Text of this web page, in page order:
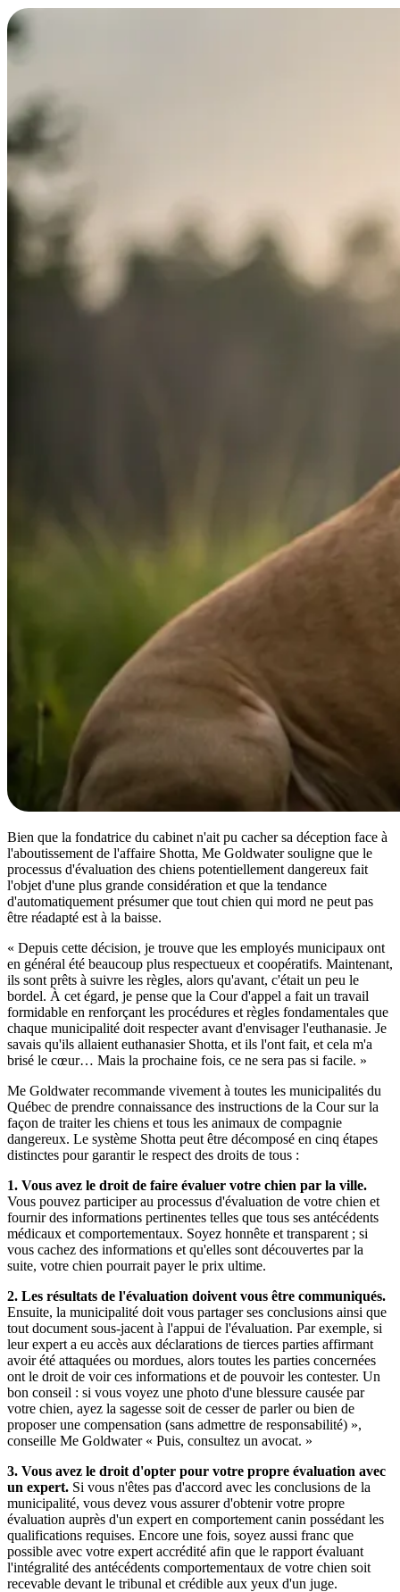
Bien que la fondatrice du cabinet n'ait pu cacher sa déception face à
l'aboutissement de l'affaire Shotta, Me Goldwater souligne que le
processus d'évaluation des chiens potentiellement dangereux fait
l'objet d'une plus grande considération et que la tendance
d'automatiquement présumer que tout chien qui mord ne peut pas
être réadapté est à la baisse.
« Depuis cette décision, je trouve que les employés municipaux ont
en général été beaucoup plus respectueux et coopératifs. Maintenant,
ils sont prêts à suivre les règles, alors qu'avant, c'était un peu le
bordel. À cet égard, je pense que la Cour d'appel a fait un travail
formidable en renforçant les procédures et règles fondamentales que
chaque municipalité doit respecter avant d'envisager l'euthanasie. Je
savais qu'ils allaient euthanasier Shotta, et ils l'ont fait, et cela m'a
brisé le cœur… Mais la prochaine fois, ce ne sera pas si facile. »
Me Goldwater recommande vivement à toutes les municipalités du
Québec de prendre connaissance des instructions de la Cour sur la
façon de traiter les chiens et tous les animaux de compagnie
dangereux. Le système Shotta peut être décomposé en cinq étapes
distinctes pour garantir le respect des droits de tous :
1. Vous avez le droit de faire évaluer votre chien par la ville.
Vous pouvez participer au processus d'évaluation de votre chien et
fournir des informations pertinentes telles que tous ses antécédents
médicaux et comportementaux. Soyez honnête et transparent ; si
vous cachez des informations et qu'elles sont découvertes par la
suite, votre chien pourrait payer le prix ultime.
2. Les résultats de l'évaluation doivent vous être communiqués.
Ensuite, la municipalité doit vous partager ses conclusions ainsi que
tout document sous-jacent à l'appui de l'évaluation. Par exemple, si
leur expert a eu accès aux déclarations de tierces parties affirmant
avoir été attaquées ou mordues, alors toutes les parties concernées
ont le droit de voir ces informations et de pouvoir les contester. Un
bon conseil : si vous voyez une photo d'une blessure causée par
votre chien, ayez la sagesse soit de cesser de parler ou bien de
proposer une compensation (sans admettre de responsabilité) »,
conseille Me Goldwater « Puis, consultez un avocat. »
3. Vous avez le droit d'opter pour votre propre évaluation avec
un expert. Si vous n'êtes pas d'accord avec les conclusions de la
municipalité, vous devez vous assurer d'obtenir votre propre
évaluation auprès d'un expert en comportement canin possédant les
qualifications requises. Encore une fois, soyez aussi franc que
possible avec votre expert accrédité afin que le rapport évaluant
l'intégralité des antécédents comportementaux de votre chien soit
recevable devant le tribunal et crédible aux yeux d'un juge.